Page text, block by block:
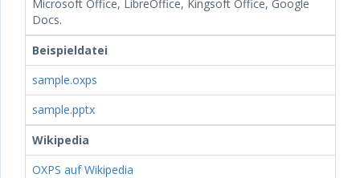
Microsoft Office, LibreOffice, Kingsoft Office, Google
Docs.
Beispieldatei
sample.oxps
sample.pptx
Wikipedia
OXPS auf Wikipedia